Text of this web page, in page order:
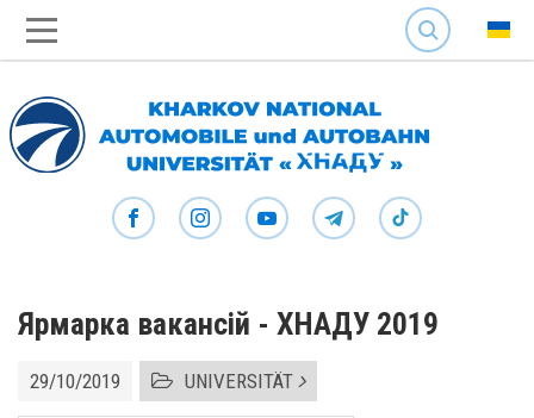
SEARCH
Ярмарка вакансій - ХНАДУ 2019
29/10/2019 UNIVERSITÄT